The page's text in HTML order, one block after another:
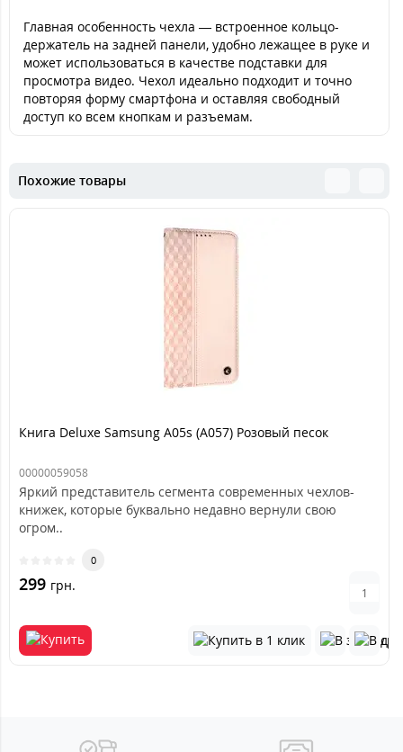
Главная особенность чехла — встроенное кольцо-
держатель на задней панели, удобно лежащее в руке и
может использоваться в качестве подставки для
просмотра видео. Чехол идеально подходит и точно
повторяя форму смартфона и оставляя свободный
доступ ко всем кнопкам и разъемам.
Похожие товары
Книга Deluxe Samsung A05s (A057) Розовый песок
00000059058
Яркий представитель сегмента современных чехлов-
книжек, которые буквально недавно вернули свою
огром..
0
299 грн.